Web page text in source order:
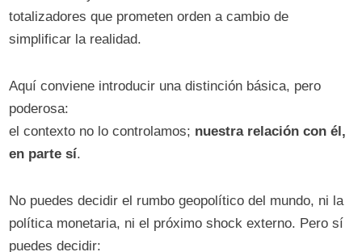
totalizadores que prometen orden a cambio de
simplificar la realidad.
Aquí conviene introducir una distinción básica, pero
poderosa:
el contexto no lo controlamos; nuestra relación con él,
en parte sí.
No puedes decidir el rumbo geopolítico del mundo, ni la
política monetaria, ni el próximo shock externo. Pero sí
puedes decidir: